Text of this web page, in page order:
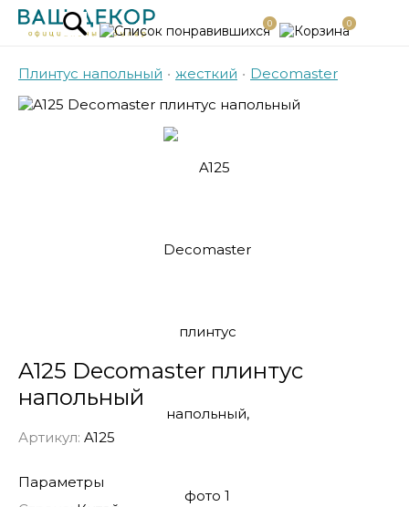
0 0
Плинтус напольный • жесткий • Decomaster
A125 Decomaster плинтус
напольный
Артикул: A125
Параметры